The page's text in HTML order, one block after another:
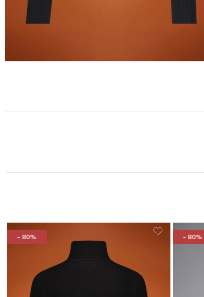
- 80% - 80%